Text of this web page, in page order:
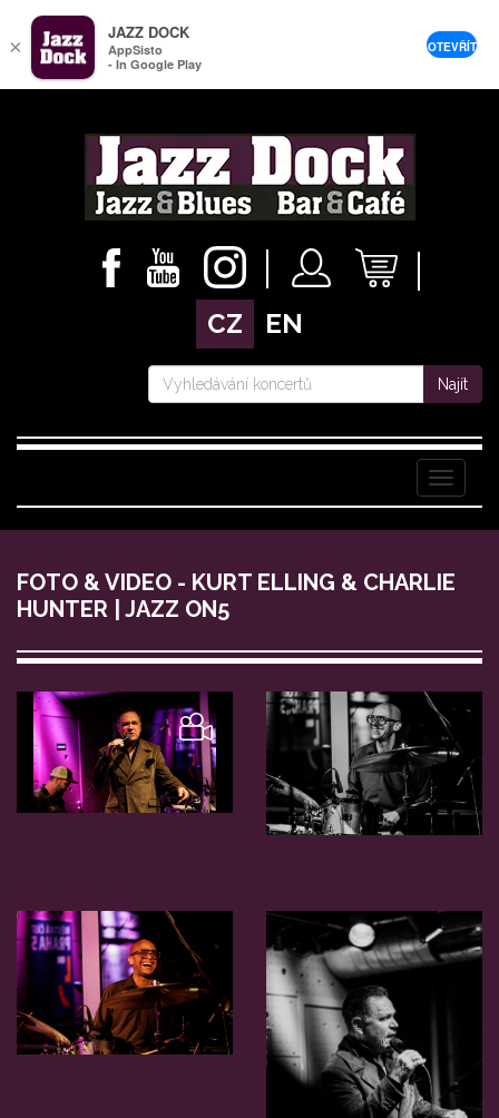
CZ EN
Najít
Menu
FOTO & VIDEO - KURT ELLING & CHARLIE
HUNTER | JAZZ ON5
×
JAZZ DOCK
AppSisto
- In Google Play
OTEVŘÍT